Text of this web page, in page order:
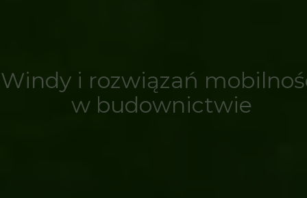
Windy i rozwiązań
w budownictwie